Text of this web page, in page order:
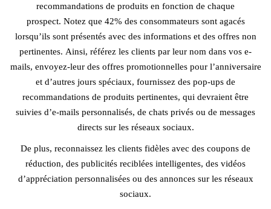
recommandations de produits en fonction de chaque
prospect. Notez que 42% des consommateurs sont agacés
lorsqu’ils sont présentés avec des informations et des offres non
pertinentes. Ainsi, référez les clients par leur nom dans vos e-
mails, envoyez-leur des offres promotionnelles pour l’anniversaire
et d’autres jours spéciaux, fournissez des pop-ups de
recommandations de produits pertinentes, qui devraient être
suivies d’e-mails personnalisés, de chats privés ou de messages
directs sur les réseaux sociaux.
De plus, reconnaissez les clients fidèles avec des coupons de
réduction, des publicités reciblées intelligentes, des vidéos
d’appréciation personnalisées ou des annonces sur les réseaux
sociaux.